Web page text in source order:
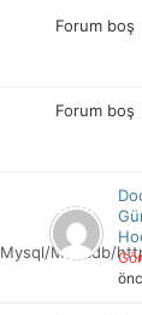
Forum boş
Forum boş
Mariadb/